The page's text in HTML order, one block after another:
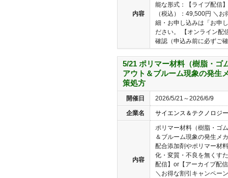
内容
能な形式：【ライブ配信
（税込）：49,500円 ＼
細・お申し込みは「お申
ださい。 【オンライン
確認（申込み前に必ずご
5/21 ポリマー材料（樹脂・ゴ
アウト＆ブルーム現象の発生
策処方
開催日 2026/5/21～2026/6/9
企業名 サイエンス＆テクノロジ
内容
ポリマー材料（樹脂・ゴ
＆ブルーム現象の発生メ
配合添加剤やポリマー材
化・変質・不良を無くす
配信】or【アーカイブ配
＼お得な割引キャンペー